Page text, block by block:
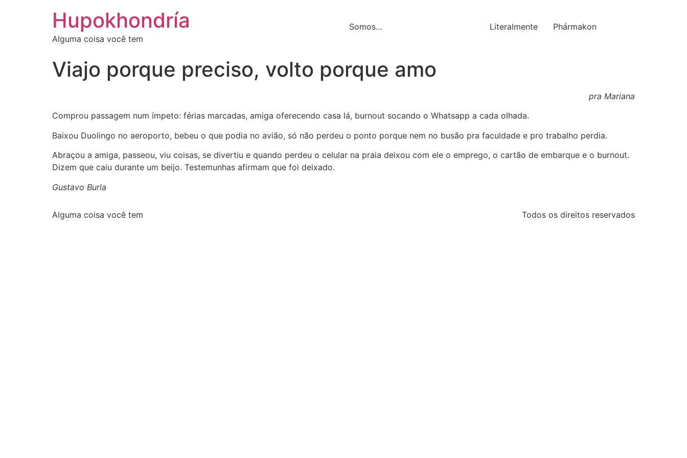
Hupokhondría
Alguma coisa você tem
Somos… Literalmente Phármakon
Viajo porque preciso, volto porque amo
pra Mariana
Comprou passagem num ímpeto: férias marcadas, amiga oferecendo casa lá, burnout socando o Whatsapp a cada olhada.
Baixou Duolingo no aeroporto, bebeu o que podia no avião, só não perdeu o ponto porque nem no busão pra faculdade e pro trabalho perdia.
Abraçou a amiga, passeou, viu coisas, se divertiu e quando perdeu o celular na praia deixou com ele o emprego, o cartão de embarque e o burnout.
Dizem que caiu durante um beijo. Testemunhas afirmam que foi deixado.
Gustavo Burla
Alguma coisa você tem Todos os direitos reservados